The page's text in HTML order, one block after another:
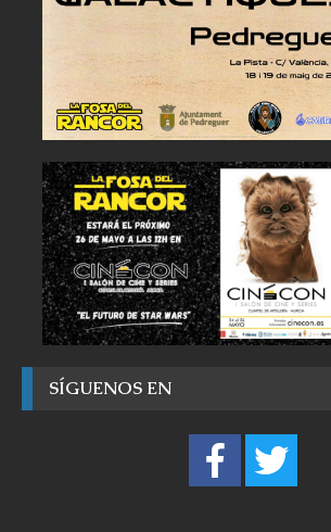
SÍGUENOS EN